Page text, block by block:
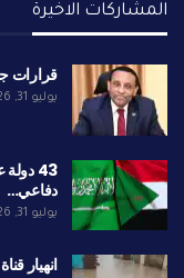
المشاركات الاخيرة
قرارات
يوليو 31, 2026
43
دفاعي…
يوليو 31, 2026
انهيار